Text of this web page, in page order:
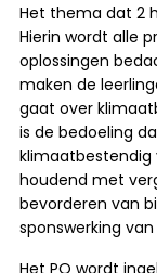
Het thema dat 2
Hierin wordt alle
oplossingen
maken de
gaat over
is de bedoeling
houdend met
bevorderen van
sponswerking
Het PO wordt